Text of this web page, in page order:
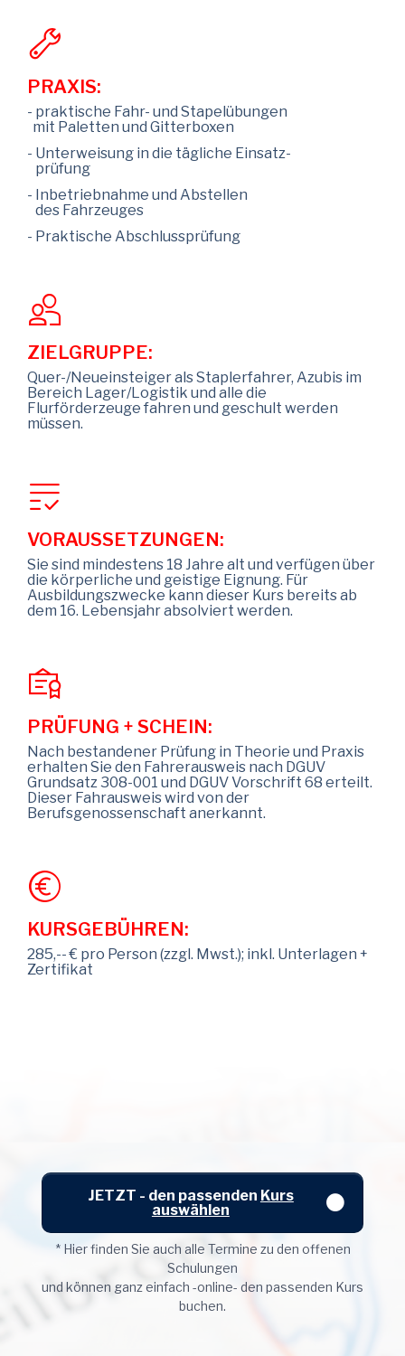
PRAXIS:
- praktische Fahr- und Stapelübungen
mit Paletten und Gitterboxen
- Unterweisung in die tägliche Einsatz-
prüfung
- Inbetriebnahme und Abstellen
des Fahrzeuges
- Praktische Abschlussprüfung
ZIELGRUPPE:
Quer-/Neueinsteiger als Staplerfahrer, Azubis im
Bereich Lager/Logistik und alle die
Flurförderzeuge fahren und geschult werden
müssen.
VORAUSSETZUNGEN:
Sie sind mindestens 18 Jahre alt und verfügen über
die körperliche und geistige Eignung. Für
Ausbildungszwecke kann dieser Kurs bereits ab
dem 16. Lebensjahr absolviert werden.
PRÜFUNG + SCHEIN:
Nach bestandener Prüfung in Theorie und Praxis
erhalten Sie den Fahrerausweis nach DGUV
Grundsatz 308-001 und DGUV Vorschrift 68 erteilt.
Dieser Fahrausweis wird von der
Berufsgenossenschaft anerkannt.
KURSGEBÜHREN:
285,-- € pro Person (zzgl. Mwst.); inkl. Unterlagen +
Zertifikat
JETZT - den passenden Kurs
auswählen
* Hier finden Sie auch alle Termine zu den offenen
Schulungen
und können ganz einfach -online- den passenden Kurs
buchen.